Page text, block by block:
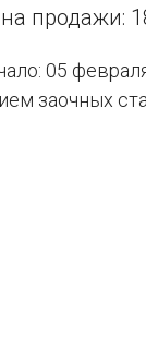
продажи:
05
заочных